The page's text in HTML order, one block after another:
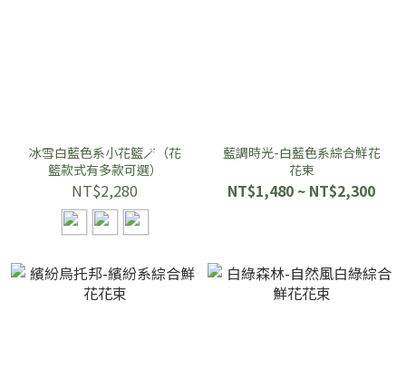
冰雪白藍色系小花籃🪄（花
籃款式有多款可選）
NT$2,280
藍調時光-白藍色系綜合鮮花
花束
NT$1,480 ~ NT$2,300